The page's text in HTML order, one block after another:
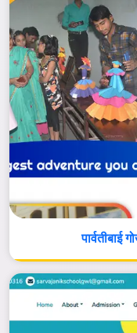
पार्वतीबाई